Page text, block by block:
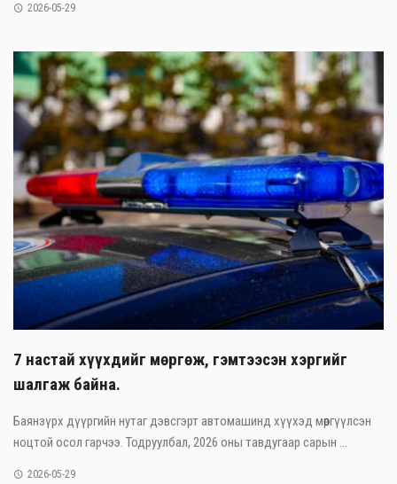
2026-05-29
7 настай хүүхдийг мөргөж, гэмтээсэн хэргийг
шалгаж байна.
Баянзүрх дүүргийн нутаг дэвсгэрт автомашинд хүүхэд мөргүүлсэн
ноцтой осол гарчээ. Тодруулбал, 2026 оны тавдугаар сарын ...
2026-05-29